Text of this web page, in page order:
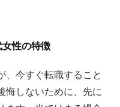
性の特徴
、今すぐ転職すること
悔しないために、先に